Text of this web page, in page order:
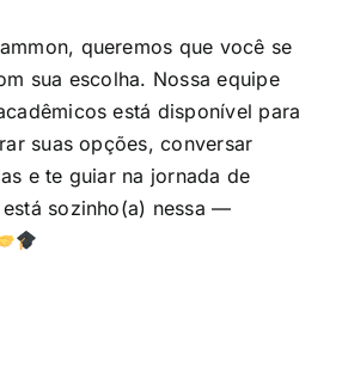
queremos que você se
sua escolha. Nossa equipe
está disponível para
suas opções, conversar
e te guiar na jornada de
sozinho(a) nessa —